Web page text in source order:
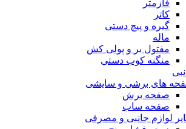
فازمتر
کاتر
گیره و پیچ دستی
ماله
مفتول بر و پولی کش
منگنه کوب دستی
های برشی و سایشی
صفحه برش
صفحه ساب
لوازم جانبی و مصرفی